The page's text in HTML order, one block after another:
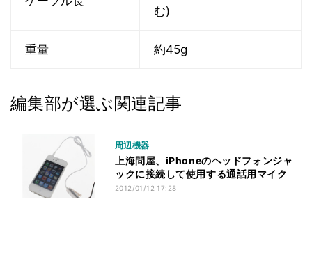
む)
重量 約45g
編集部が選ぶ関連記事
周辺機器
上海問屋、iPhoneのヘッドフォンジャ
ックに接続して使用する通話用マイク
2012/01/12 17:28